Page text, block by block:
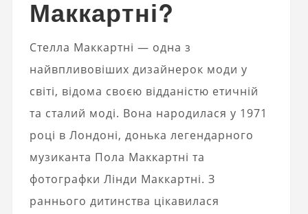
Маккартні?
Стелла Маккартні — одна з
найвпливовіших дизайнерок моди у
світі, відома своєю відданістю етичній
та сталий моді. Вона народилася у 1971
році в Лондоні, донька легендарного
музиканта Пола Маккартні та
фотографки Лінди Маккартні. З
раннього дитинства цікавилася